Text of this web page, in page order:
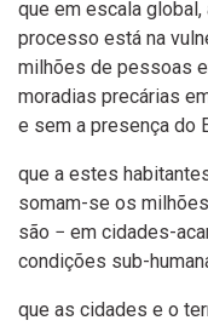
que em escala
processo está na
milhões de pessoas
moradias precárias
e sem a presença do
que a estes
somam-se os
são − em cidades-
condições sub-
que as cidades e o